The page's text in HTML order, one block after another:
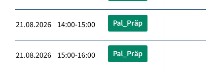
21.08.2026 14:00-15:00 Pal_Präp
21.08.2026 15:00-16:00 Pal_Präp